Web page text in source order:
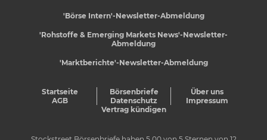
'Börse Intern'-Newsletter-Abmeldung
'Rohstoffe & Emerging Markets News'-Newsletter-
Abmeldung
'Marktberichte'-Newsletter-Abmeldung
Startseite Börsenbriefe
Über uns
AGB
Datenschutz
Impressum
Vertrag kündigen